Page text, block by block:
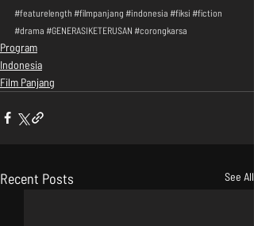
#featurelength #filmpanjang #indonesia #fiksi #fiction
#drama #GENERASIKETERUSAN #corongkarsa
Program
Indonesia
Film Panjang
Recent Posts See All